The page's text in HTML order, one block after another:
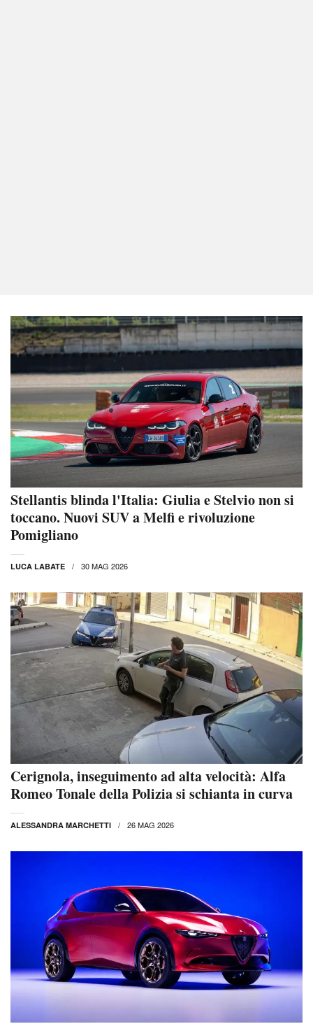
Stellantis blinda l'Italia: Giulia e Stelvio non si
toccano. Nuovi SUV a Melfi e rivoluzione
Pomigliano
LUCA LABATE 30 MAG 2026
Cerignola, inseguimento ad alta velocità: Alfa
Romeo Tonale della Polizia si schianta in curva
ALESSANDRA MARCHETTI 26 MAG 2026